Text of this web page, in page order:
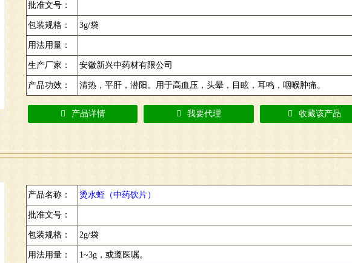
批准文号：
包装规格： 3g/袋
用法用量：
生产厂家： 安徽新兴中药材有限公司
产品功效： 清热，平肝，潜阳。用于高血压，头晕，目眩，耳鸣，咽喉肿痛。
产品详情 我要代理 收藏该产品
产品名称： 烫水蛭（中药饮片）
批准文号：
包装规格： 2g/袋
用法用量： 1~3g，或遵医嘱。